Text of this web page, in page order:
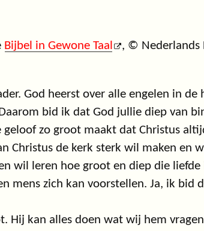
Bijbel in Gewone Taal
, © Nederlands
God heerst over alle engelen in de
bid ik dat God jullie diep van
zo groot maakt dat Christus
Christus de kerk sterk wil maken en
wil leren hoe groot en diep die
mens zich kan voorstellen. Ja, ik bid
Hij kan alles doen wat wij hem